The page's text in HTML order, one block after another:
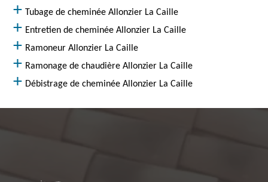
Tubage de cheminée Allonzier La Caille
Entretien de cheminée Allonzier La Caille
Ramoneur Allonzier La Caille
Ramonage de chaudière Allonzier La Caille
Débistrage de cheminée Allonzier La Caille